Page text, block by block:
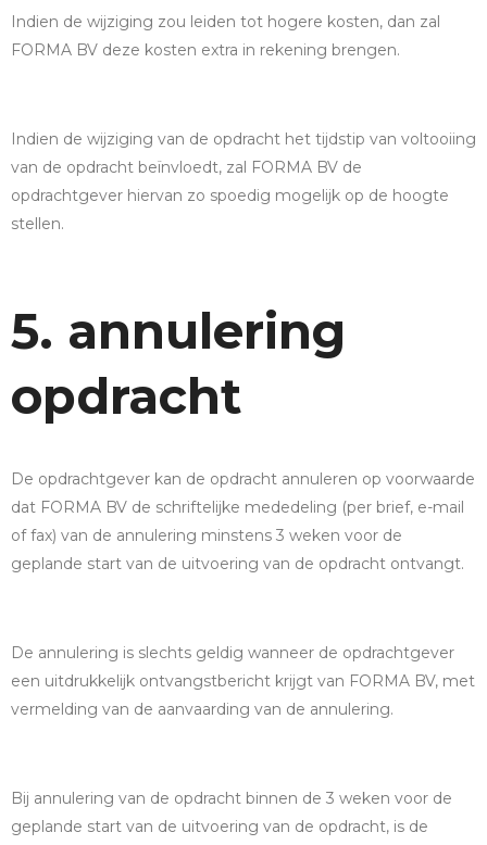
Indien de wijziging zou leiden tot hogere kosten, dan zal
FORMA BV deze kosten extra in rekening brengen.
Indien de wijziging van de opdracht het tijdstip van voltooiing
van de opdracht beïnvloedt, zal FORMA BV de
opdrachtgever hiervan zo spoedig mogelijk op de hoogte
stellen.
5. annulering
opdracht
De opdrachtgever kan de opdracht annuleren op voorwaarde
dat FORMA BV de schriftelijke mededeling (per brief, e-mail
of fax) van de annulering minstens 3 weken voor de
geplande start van de uitvoering van de opdracht ontvangt.
De annulering is slechts geldig wanneer de opdrachtgever
een uitdrukkelijk ontvangstbericht krijgt van FORMA BV, met
vermelding van de aanvaarding van de annulering.
Bij annulering van de opdracht binnen de 3 weken voor de
geplande start van de uitvoering van de opdracht, is de